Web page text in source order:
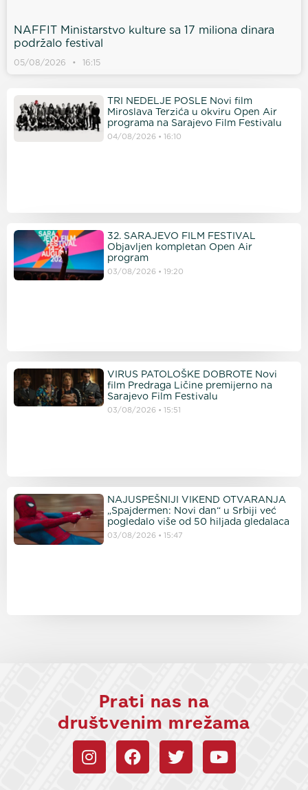
NAFFIT Ministarstvo kulture sa 17 miliona dinara
podržalo festival
05/08/2026 16:15
TRI NEDELJE POSLE Novi film
Miroslava Terzića u okviru Open Air
programa na Sarajevo Film Festivalu
04/08/2026 16:10
32. SARAJEVO FILM FESTIVAL
Objavljen kompletan Open Air
program
03/08/2026 19:20
VIRUS PATOLOŠKE DOBROTE Novi
film Predraga Ličine premijerno na
Sarajevo Film Festivalu
03/08/2026 15:51
NAJUSPEŠNIJI VIKEND OTVARANJA
„Spajdermen: Novi dan“ u Srbiji već
pogledalo više od 50 hiljada gledalaca
03/08/2026 15:47
Prati nas na
društvenim mrežama